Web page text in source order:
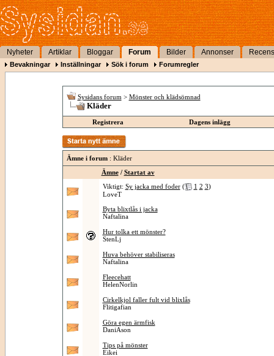
Nyheter Artiklar Bloggar Forum Bilder Annonser
Bevakningar Inställningar Sök i forum Forumregler
Sysidans forum > Mönster och klädsömnad
Kläder
Registrera Dagens inlägg
Ämne i forum: Kläder
Ämne/ Startat av
Viktigt: Sy jacka med foder ( 1 2 3)
LoveT
Byta blixtlås i jacka
Naftalina
Hur tolka ett mönster?
StenLj
Huva behöver stabiliseras
Naftalina
Fleecehatt
HelenNorlin
Cirkelkjol faller fult vid blixlås
Flitigafian
Göra egen ärmfisk
DaniAson
Tips på mönster
Eikei